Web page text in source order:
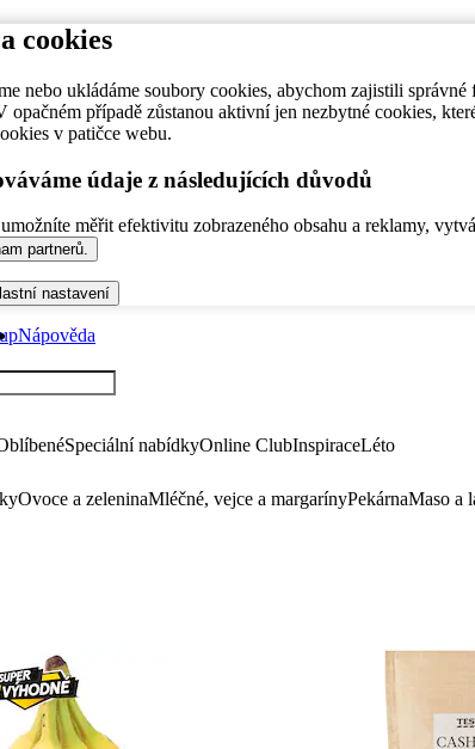
cookies
nebo ukládáme soubory cookies, abychom zajistili
opačném případě zůstanou aktivní jen nezbytné cookies,
v patičce webu.
údaje z následujících důvodů
měřit efektivitu zobrazeného obsahu a reklamy,
partnerů.
nastavení
Nápověda
Speciální nabídkyOnline ClubInspiraceLéto
Ovoce a zeleninaMléčné, vejce a margarínyPekárnaMaso a